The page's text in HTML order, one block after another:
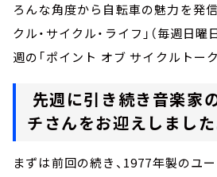
ろんな角度から自転車の魅力を発
クル・サイクル・ライフ」（毎週日
週の「ポイント オブ サイクルトーク
先週に引き続き音楽家
チさんをお迎えしました
まずは前回の続き、1977年製のユ